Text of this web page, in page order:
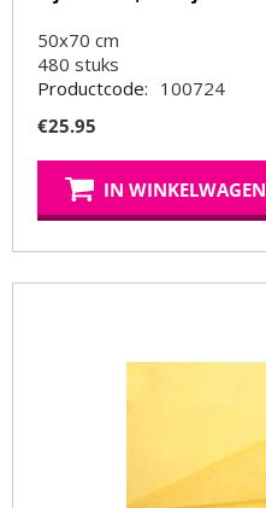
50x70 cm
480 stuks
Productcode: 100724
€25.95
IN WINKELWAGEN